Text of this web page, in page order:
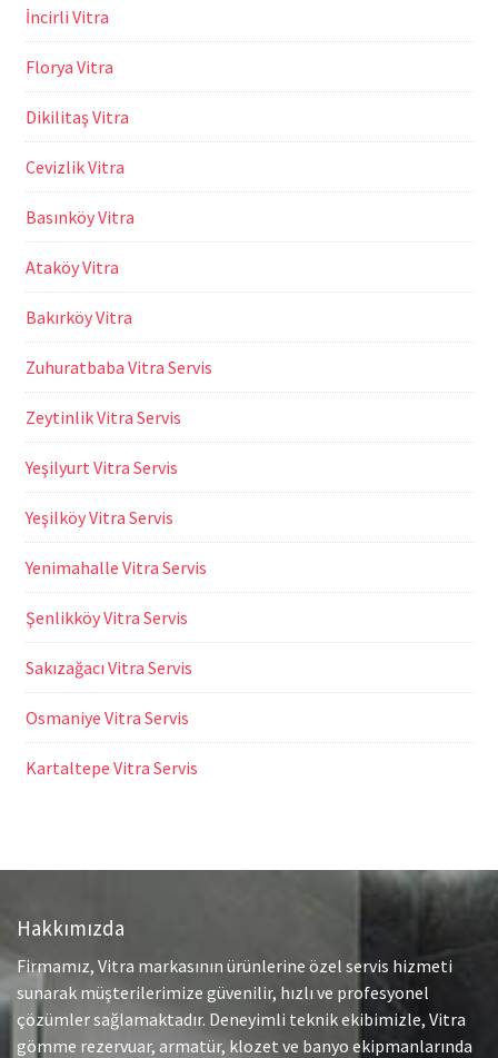
İncirli Vitra
Florya Vitra
Dikilitaş Vitra
Cevizlik Vitra
Basınköy Vitra
Ataköy Vitra
Bakırköy Vitra
Zuhuratbaba Vitra Servis
Zeytinlik Vitra Servis
Yeşilyurt Vitra Servis
Yeşilköy Vitra Servis
Yenimahalle Vitra Servis
Şenlikköy Vitra Servis
Sakızağacı Vitra Servis
Osmaniye Vitra Servis
Kartaltepe Vitra Servis
Hakkımızda
Firmamız, Vitra markasının ürünlerine özel servis hizmeti
sunarak müşterilerimize güvenilir, hızlı ve profesyonel
çözümler sağlamaktadır. Deneyimli teknik ekibimizle, Vitra
gömme rezervuar, armatür, klozet ve banyo ekipmanlarında